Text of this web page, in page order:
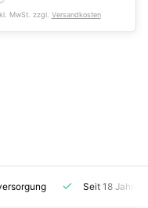
MwSt. zzgl. Versandkosten
Seit 18